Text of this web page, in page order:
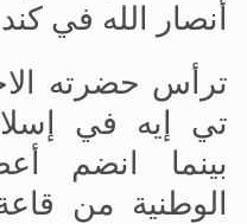
أنصار الله في
ترأس حضرته
تي إيه في
بينما انضم
الوطنية من